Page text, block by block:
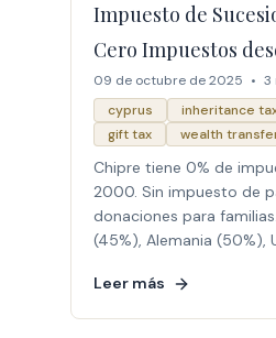
Impuesto de
Cero Impuestos
09 de octubre de 2025 • 3
cyprus
inheritance
gift tax
wealth
Chipre tiene 0% de
2000. Sin impuesto de
donaciones para
(45%), Alemania (50%),
Leer más